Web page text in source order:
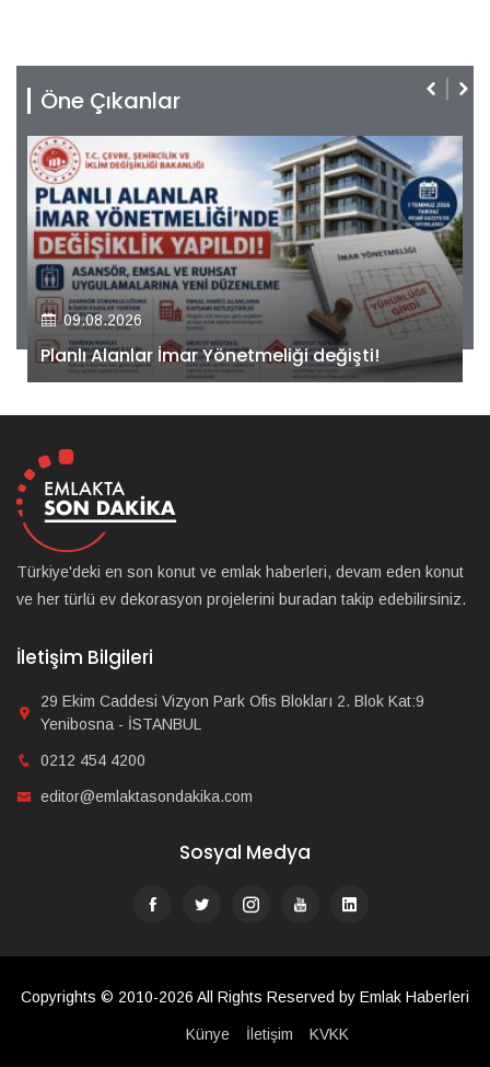
Öne Çıkanlar
09.08.2026
Kiler GYO’dan Pendik Dolayoba projesiyle ilgili
önemli adım!
Türkiye'deki en son konut ve emlak haberleri, devam eden konut
ve her türlü ev dekorasyon projelerini buradan takip edebilirsiniz.
İletişim Bilgileri
29 Ekim Caddesi Vizyon Park Ofis Blokları 2. Blok Kat:9
Yenibosna - İSTANBUL
0212 454 4200
editor@emlaktasondakika.com
Sosyal Medya
Copyrights © 2010-2026 All Rights Reserved by Emlak Haberleri
Künye İletişim KVKK